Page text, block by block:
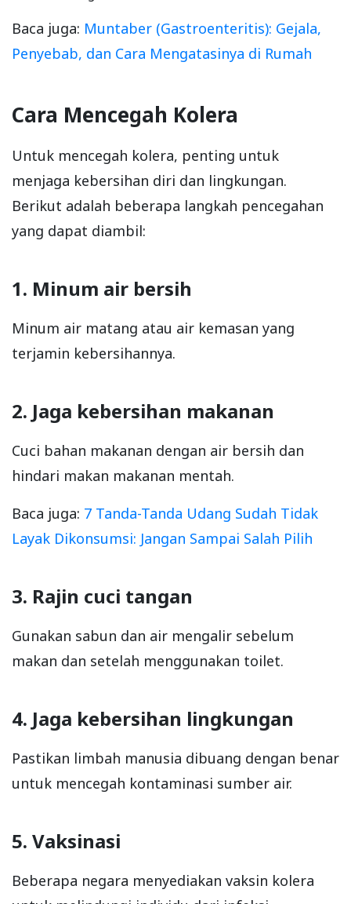
Baca juga: Muntaber (Gastroenteritis): Gejala,
Penyebab, dan Cara Mengatasinya di Rumah
Cara Mencegah Kolera
Untuk mencegah kolera, penting untuk
menjaga kebersihan diri dan lingkungan.
Berikut adalah beberapa langkah pencegahan
yang dapat diambil:
1. Minum air bersih
Minum air matang atau air kemasan yang
terjamin kebersihannya.
2. Jaga kebersihan makanan
Cuci bahan makanan dengan air bersih dan
hindari makan makanan mentah.
Baca juga: 7 Tanda-Tanda Udang Sudah Tidak
Layak Dikonsumsi: Jangan Sampai Salah Pilih
3. Rajin cuci tangan
Gunakan sabun dan air mengalir sebelum
makan dan setelah menggunakan toilet.
4. Jaga kebersihan lingkungan
Pastikan limbah manusia dibuang dengan benar
untuk mencegah kontaminasi sumber air.
5. Vaksinasi
Beberapa negara menyediakan vaksin kolera